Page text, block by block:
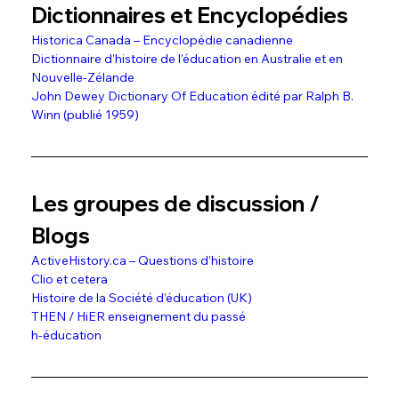
Dictionnaires et Encyclopédies
Historica Canada – Encyclopédie canadienne
Dictionnaire d’histoire de l’éducation en Australie et en
Nouvelle-Zélande
John Dewey Dictionary Of Education édité par Ralph B.
Winn (publié 1959)
Les groupes de discussion /
Blogs
ActiveHistory.ca – Questions d’histoire
Clio et cetera
Histoire de la Société d’éducation (UK)
THEN / HiER enseignement du passé
h-éducation